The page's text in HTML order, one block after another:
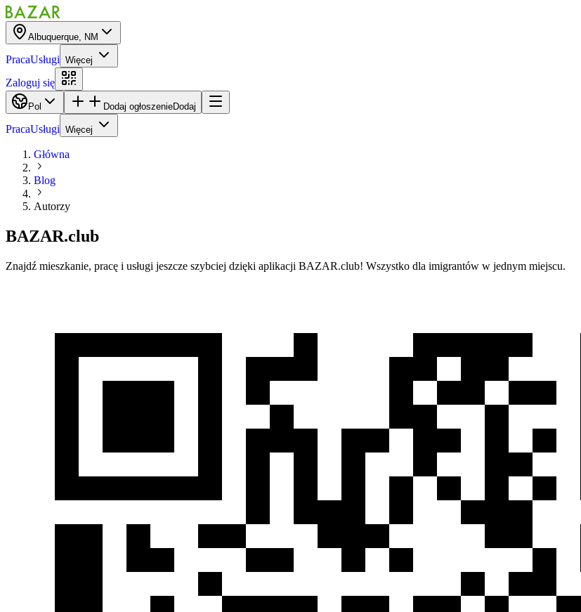
Albuquerque, NM
PracaUsługi Więcej
Zaloguj się
Pol Dodaj ogłoszenieDodaj
PracaUsługi Więcej
Główna
Blog
Autorzy
BAZAR.club
Znajdź mieszkanie, pracę i usługi jeszcze szybciej dzięki aplikacji BAZAR.club! Wszystko dla imigrantów w jednym miejscu.